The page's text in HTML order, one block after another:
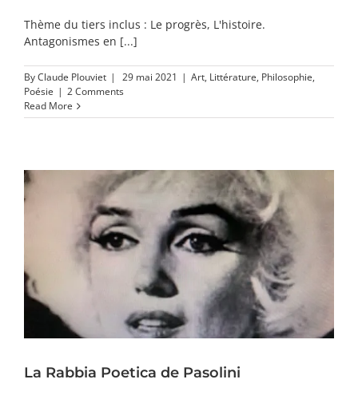
Thème du tiers inclus : Le progrès, L'histoire.
Antagonismes en [...]
ByClaude Plouviet | 29 mai 2021 | Art, Littérature, Philosophie,
Poésie | 2 Comments
Read More
La Rabbia Poetica de Pasolini